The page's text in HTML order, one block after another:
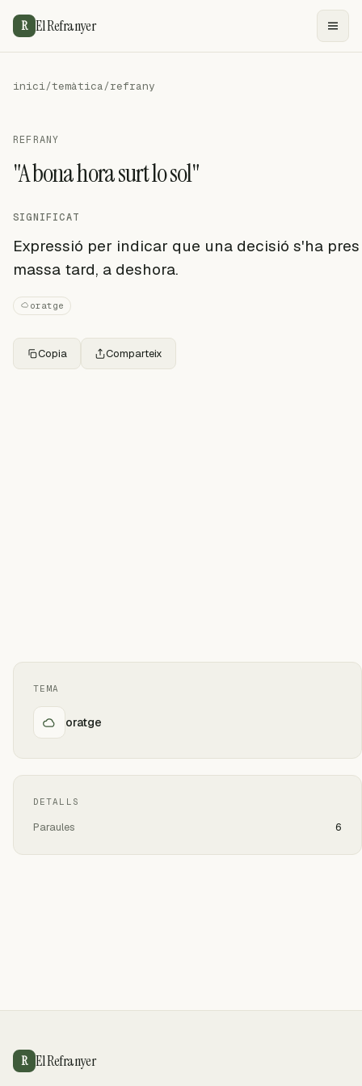
R El Refranyer
inici/temàtica/refrany
REFRANY
"A bona hora surt lo sol"
SIGNIFICAT
Expressió per indicar que una decisió s'ha pres
massa tard, a deshora.
oratge
Copia Comparteix
TEMA
oratge
DETALLS
Paraules 6
R El Refranyer